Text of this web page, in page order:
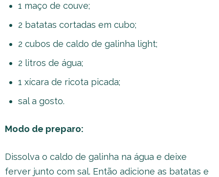
1 maço de couve;
2 batatas cortadas em cubo;
2 cubos de caldo de galinha light;
2 litros de água;
1 xícara de ricota picada;
sal a gosto.
Modo de preparo:
Dissolva o caldo de galinha na água e deixe
ferver junto com sal. Então adicione as batatas e